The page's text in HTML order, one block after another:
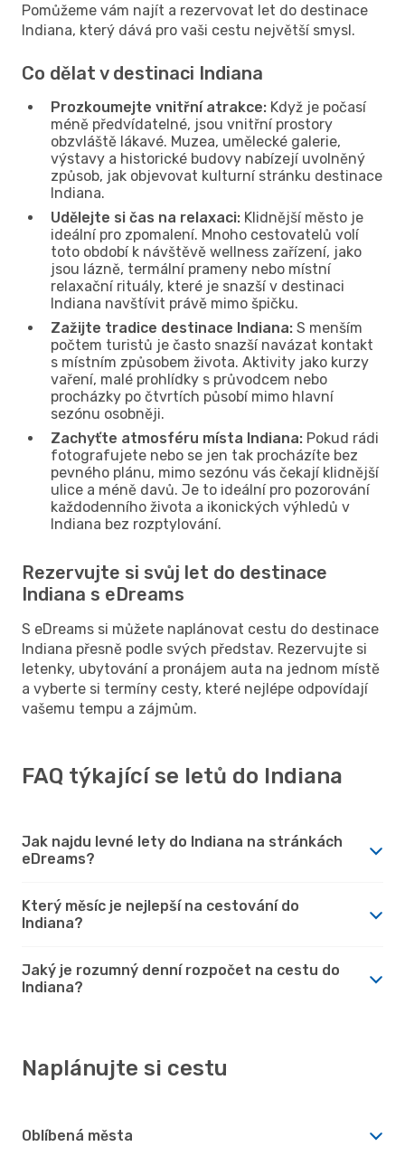
Pomůžeme vám najít a rezervovat let do destinace
Indiana, který dává pro vaši cestu největší smysl.
Co dělat v destinaci Indiana
Prozkoumejte vnitřní atrakce: Když je počasí
méně předvídatelné, jsou vnitřní prostory
obzvláště lákavé. Muzea, umělecké galerie,
výstavy a historické budovy nabízejí uvolněný
způsob, jak objevovat kulturní stránku destinace
Indiana.
Udělejte si čas na relaxaci: Klidnější město je
ideální pro zpomalení. Mnoho cestovatelů volí
toto období k návštěvě wellness zařízení, jako
jsou lázně, termální prameny nebo místní
relaxační rituály, které je snazší v destinaci
Indiana navštívit právě mimo špičku.
Zažijte tradice destinace Indiana: S menším
počtem turistů je často snazší navázat kontakt
s místním způsobem života. Aktivity jako kurzy
vaření, malé prohlídky s průvodcem nebo
procházky po čtvrtích působí mimo hlavní
sezónu osobněji.
Zachyťte atmosféru místa Indiana: Pokud rádi
fotografujete nebo se jen tak procházíte bez
pevného plánu, mimo sezónu vás čekají klidnější
ulice a méně davů. Je to ideální pro pozorování
každodenního života a ikonických výhledů v
Indiana bez rozptylování.
Rezervujte si svůj let do destinace
Indiana s eDreams
S eDreams si můžete naplánovat cestu do destinace
Indiana přesně podle svých představ. Rezervujte si
letenky, ubytování a pronájem auta na jednom místě
a vyberte si termíny cesty, které nejlépe odpovídají
vašemu tempu a zájmům.
FAQ týkající se letů do Indiana
Jak najdu levné lety do Indiana na stránkách
eDreams?
Který měsíc je nejlepší na cestování do
Indiana?
Jaký je rozumný denní rozpočet na cestu do
Indiana?
Naplánujte si cestu
Oblíbená města